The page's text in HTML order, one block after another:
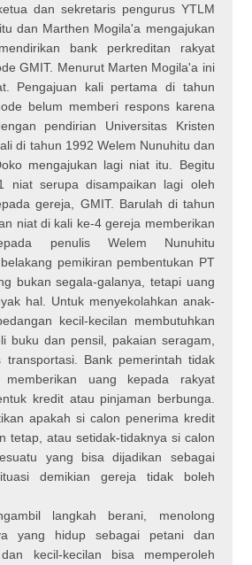
dan sekretaris pengurus YTLM
dan Marthen Mogila'a mengajukan
bank perkreditan rakyat
GMIT. Menurut Marten Mogila'a ini
Pengajuan kali pertama di tahun
belum memberi respons karena
pendirian Universitas Kristen
di tahun 1992 Welem Nunuhitu dan
mengajukan lagi niat itu. Begitu
niat serupa disampaikan lagi oleh
gereja, GMIT. Barulah di tahun
niat di kali ke-4 gereja memberikan
penulis Welem Nunuhitu
pemikiran pembentukan PT
bukan segala-galanya, tetapi uang
hal. Untuk menyekolahkan anak-
kecil-kecilan membutuhkan
buku dan pensil, pakaian seragam,
transportasi. Bank pemerintah tidak
uang kepada rakyat
kredit atau pinjaman berbunga.
apakah si calon penerima kredit
tetap, atau setidak-tidaknya si calon
yang bisa dijadikan sebagai
demikian gereja tidak boleh
langkah berani, menolong
yang hidup sebagai petani dan
kecil-kecilan bisa memperoleh